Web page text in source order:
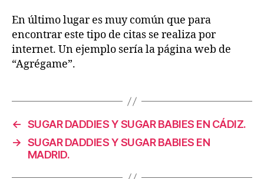
En último lugar es muy común que para
encontrar este tipo de citas se realiza por
internet. Un ejemplo sería la página web de
“Agrégame”.
← SUGAR DADDIES Y SUGAR BABIES EN CÁDIZ.
→ SUGAR DADDIES Y SUGAR BABIES EN
MADRID.